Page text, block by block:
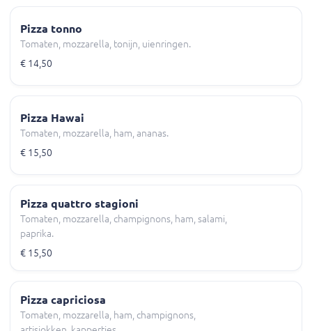
Pizza tonno
Tomaten, mozzarella, tonijn, uienringen.
€ 14,50
Pizza Hawai
Tomaten, mozzarella, ham, ananas.
€ 15,50
Pizza quattro stagioni
Tomaten, mozzarella, champignons, ham, salami,
paprika.
€ 15,50
Pizza capriciosa
Tomaten, mozzarella, ham, champignons,